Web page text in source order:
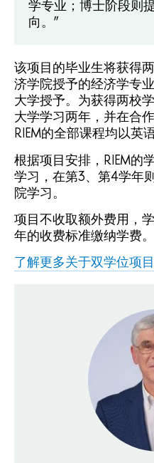
学专业；博士阶段则
向。”
该项目的毕业生将获得
济学院授予的经济学专
大学授予。为获得两校
大学学习两年，并在合
RIEM的全部课程均以英
根据项目安排，RIEM的
学习，在第3、第4学年
院学习。
项目不收取额外费用，
年的收费标准缴纳学费。
了解更多关于双学位项